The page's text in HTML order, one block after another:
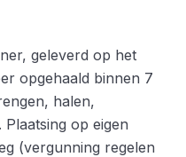
geleverd op het
opgehaald binnen 7
halen,
op eigen
(vergunning regelen